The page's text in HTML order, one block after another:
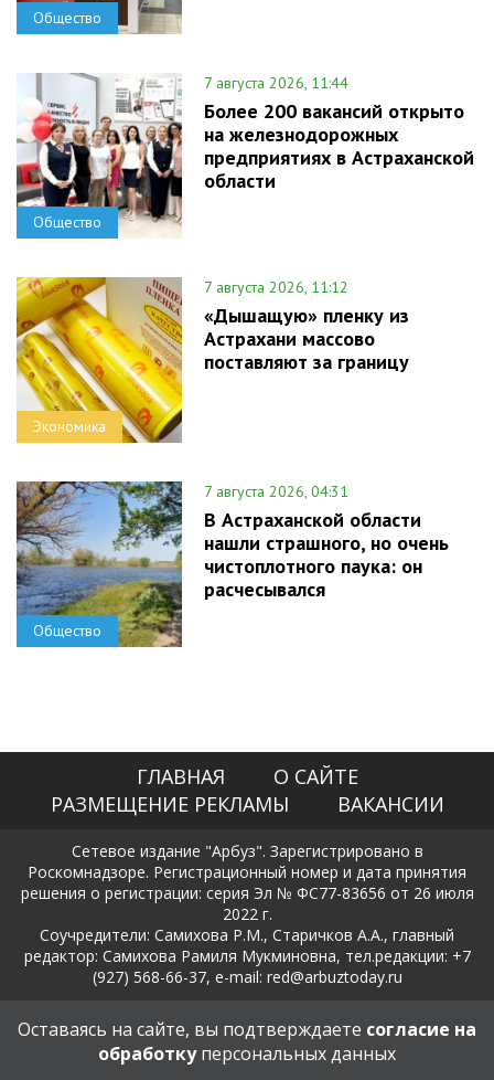
Общество
Общество
7 августа 2026, 11:44
Более 200 вакансий открыто
на железнодорожных
предприятиях в Астраханской
области
Экономика
7 августа 2026, 11:12
«Дышащую» пленку из
Астрахани массово
поставляют за границу
Общество
7 августа 2026, 04:31
В Астраханской области
нашли страшного, но очень
чистоплотного паука: он
расчесывался
ГЛАВНАЯ
О САЙТЕ
РАЗМЕЩЕНИЕ РЕКЛАМЫ
ВАКАНСИИ
Сетевое издание "Арбуз". Зарегистрировано в
Роскомнадзоре. Регистрационный номер и дата принятия
решения о регистрации: серия Эл № ФС77-83656 от 26 июля
2022 г.
Соучредители: Самихова Р.М., Старичков А.А., главный
редактор: Самихова Рамиля Мукминовна, тел.редакции: +7
(927) 568-66-37, e-mail: red@arbuztoday.ru
Политика в отношении обработки и защиты персональных
данных
Оставаясь на сайте, вы подтверждаете согласие на
обработкуперсональных данных